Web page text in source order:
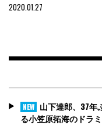
2020.01.27
NEW 山下達郎、37年
る小笠原拓海のドラ